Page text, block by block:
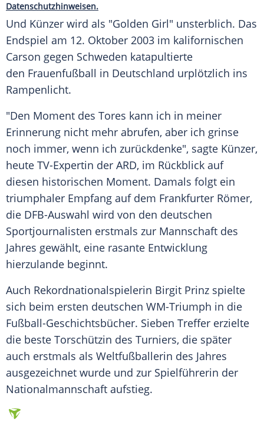
Datenschutzhinweisen.
Und Künzer wird als "Golden Girl" unsterblich. Das
Endspiel am 12. Oktober 2003 im kalifornischen
Carson gegen Schweden katapultierte
den Frauenfußball in Deutschland urplötzlich ins
Rampenlicht.
"Den Moment des Tores kann ich in meiner
Erinnerung nicht mehr abrufen, aber ich grinse
noch immer, wenn ich zurückdenke", sagte Künzer,
heute TV-Expertin der ARD, im Rückblick auf
diesen historischen Moment. Damals folgt ein
triumphaler Empfang auf dem Frankfurter Römer,
die DFB-Auswahl wird von den deutschen
Sportjournalisten erstmals zur Mannschaft des
Jahres gewählt, eine rasante Entwicklung
hierzulande beginnt.
Auch Rekordnationalspielerin Birgit Prinz spielte
sich beim ersten deutschen WM-Triumph in die
Fußball-Geschichtsbücher. Sieben Treffer erzielte
die beste Torschützin des Turniers, die später
auch erstmals als Weltfußballerin des Jahres
ausgezeichnet wurde und zur Spielführerin der
Nationalmannschaft aufstieg.